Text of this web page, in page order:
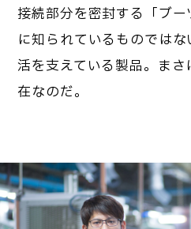
接続部分を密封する「ブ
に知られているものでは
活を支えている製品。ま
在なのだ。